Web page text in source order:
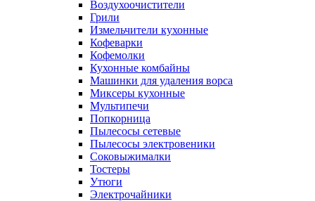
Воздухоочистители
Грили
Измельчители кухонные
Кофеварки
Кофемолки
Кухонные комбайны
Машинки для удаления ворса
Миксеры кухонные
Мультипечи
Попкорница
Пылесосы сетевые
Пылесосы электровеники
Соковыжималки
Тостеры
Утюги
Электрочайники